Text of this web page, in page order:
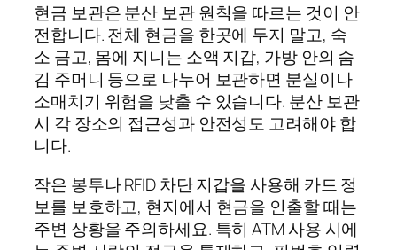
현금 보관은 분산 보관 원칙을 따르는 것이 안
전합니다. 전체 현금을 한곳에 두지 말고, 숙
소 금고, 몸에 지니는 소액 지갑, 가방 안의 숨
김 주머니 등으로 나누어 보관하면 분실이나
소매치기 위험을 낮출 수 있습니다. 분산 보관
시 각 장소의 접근성과 안전성도 고려해야 합
니다.
작은 봉투나 RFID 차단 지갑을 사용해 카드 정
보를 보호하고, 현지에서 현금을 인출할 때는
주변 상황을 주의하세요. 특히 ATM 사용 시에